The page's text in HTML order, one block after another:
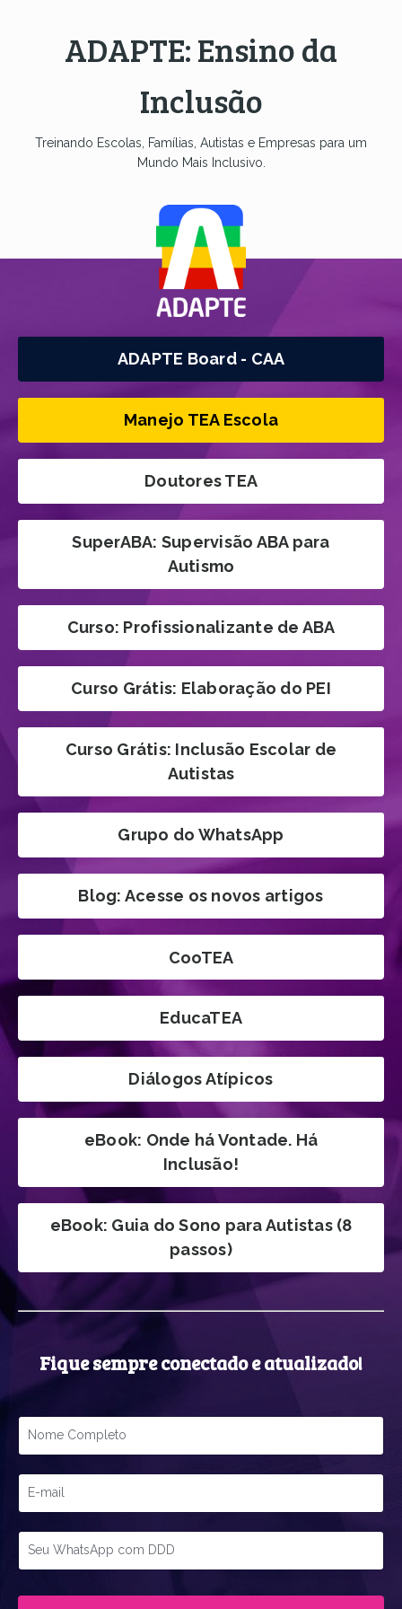
ADAPTE: Ensino da
Inclusão
Treinando Escolas, Famílias, Autistas e Empresas para um
Mundo Mais Inclusivo.
ADAPTE Board - CAA
Manejo TEA Escola
Doutores TEA
SuperABA: Supervisão ABA para
Autismo
Curso: Profissionalizante de ABA
Curso Grátis: Elaboração do PEI
Curso Grátis: Inclusão Escolar de
Autistas
Grupo do WhatsApp
Blog: Acesse os novos artigos
CooTEA
EducaTEA
Diálogos Atípicos
eBook: Onde há Vontade. Há
Inclusão!
eBook: Guia do Sono para Autistas (8
passos)
Fique sempre conectado e atualizado!